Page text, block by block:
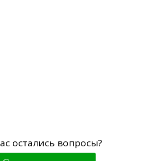
остались вопросы?